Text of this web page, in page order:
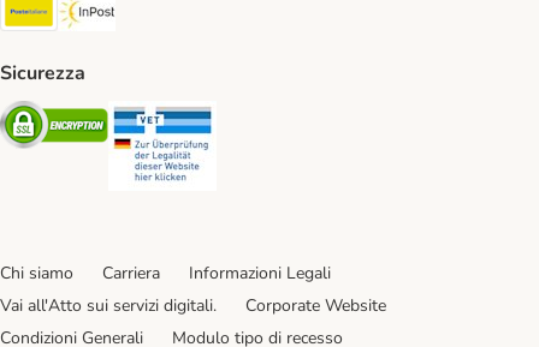
Sicurezza
Security
Chi siamo Carriera
Informazioni Legali
Vai all'Atto sui servizi digitali.
Corporate Website
Condizioni Generali
Modulo tipo di recesso